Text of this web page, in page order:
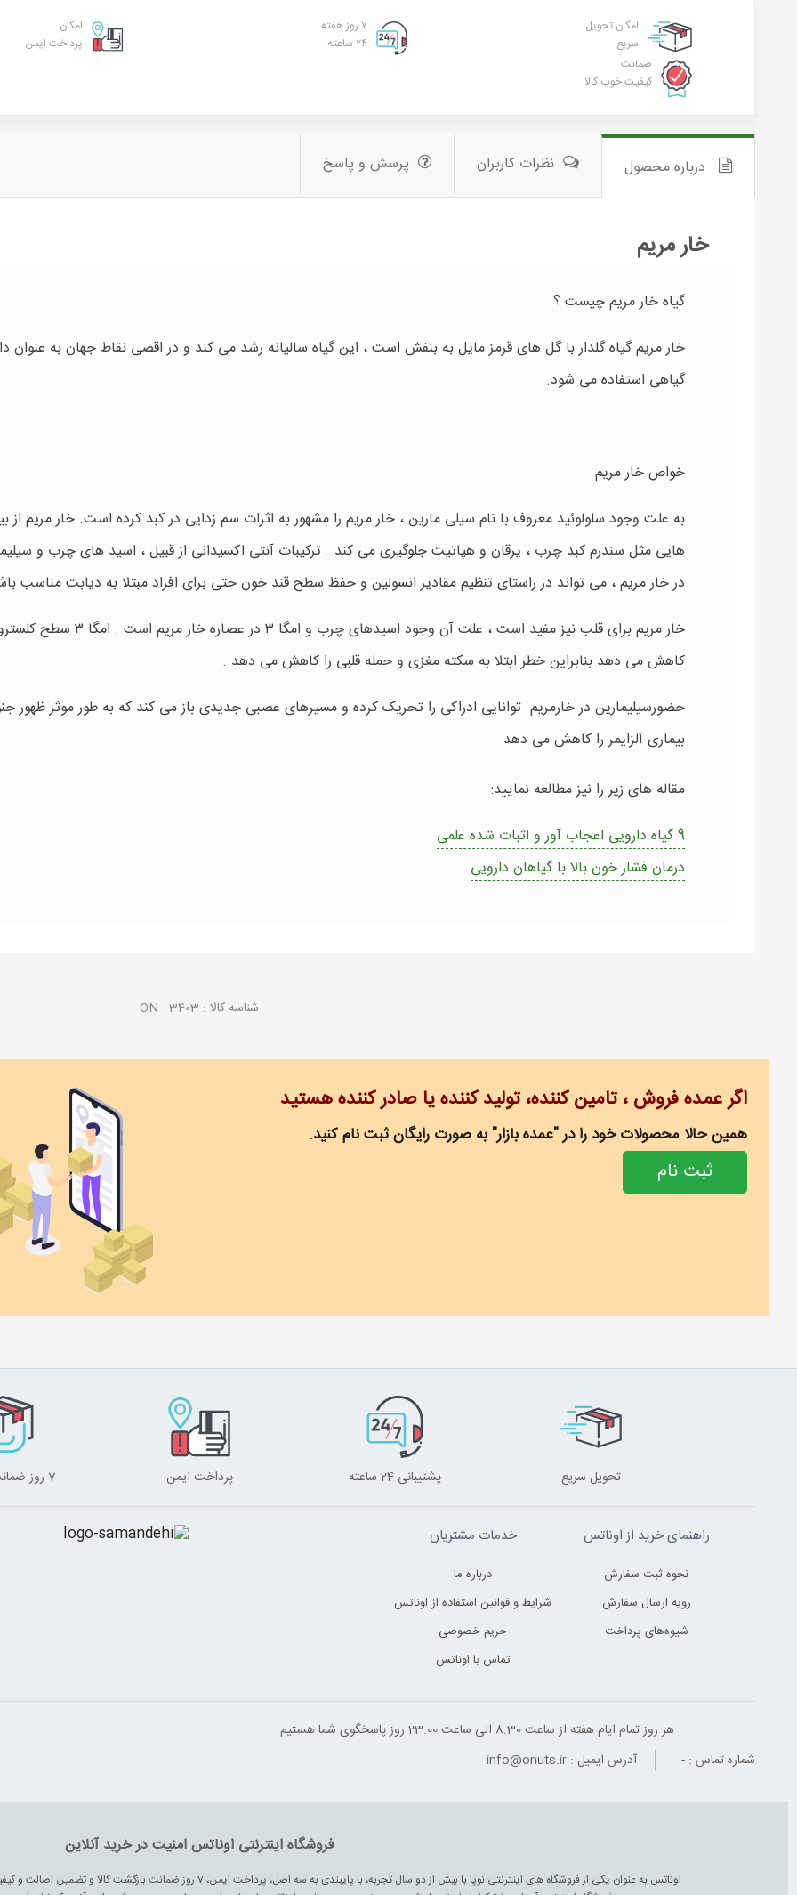
امکان تحویل
سریع
۷ روز هفته
۲۴ ساعته
امکان
پرداخت ایمن
ضمانت
کیفیت خوب کالا
درباره محصول نظرات کاربران پرسش و پاسخ
خار مریم
گیاه خار مریم چیست ؟
خار مریم گیاه گلدار با گل های قرمز مایل به بنفش است ، این گیاه سالیانه رشد می کند و در اقصی نقاط جهان به عنوان
گیاهی استفاده می شود.
خواص خار مریم
به علت وجود سلولوئید معروف با نام سیلی مارین ، خار مریم را مشهور به اثرات سم زدایی در کبد کرده است. خار مریم از
هایی مثل سندرم کبد چرب ، یرقان و هپاتیت جلوگیری می کند . ترکیبات آنتی اکسیدانی از قبیل ، اسید های چرب و
در خار مریم ، می تواند در راستای تنظیم مقادیر انسولین و حفظ سطح قند خون حتی برای افراد مبتلا به دیابت مناسب
خار مریم برای قلب نیز مفید است ، علت آن وجود اسیدهای چرب و امگا ۳ در عصاره
کاهش می دهد بنابراین خطر ابتلا به سکته مغزی و حمله قلبی را کاهش می دهد .
حضورسیلیمارین در خارمریم توانایی ادراکی را تحریک کرده و مسیرهای عصبی جدیدی باز می کند که به طور موثر ظهور
بیماری آلزایمر را کاهش می دهد
مقاله های زیر را نیز مطالعه نمایید:
9 گیاه دارویی اعجاب آور و اثبات شده علمی
درمان فشار خون بالا با گیاهان دارویی
شناسه کالا : ON - 3403
اگر عمده فروش ، تامین کننده، تولید کننده یا صادر کننده هستید
همین حالا محصولات خود را در "عمده بازار" به صورت رایگان ثبت نام کنید.
ثبت نام
تحویل سریع پشتیبانی 24 ساعته پرداخت ایمن 7 روز ضمانت برگشت
راهنمای خرید از اوناتس
نحوه ثبت سفارش
رویه ارسال سفارش
شیوه‌های پرداخت
خدمات مشتریان
درباره ما
شرایط و قوانین استفاده از اوناتس
حریم خصوصی
تماس با اوناتس
هر روز تمام ایام هفته از ساعت 8:30 الی ساعت 23:00 ‌روز پاسخگوی شما هستیم
شماره تماس : - آدرس ایمیل : info@onuts.ir
فروشگاه اینترنتی اوناتس امنیت در خرید آنلاین
اوناتس به عنوان یکی از فروشگاه های اینترنتی نوپا با بیش از دو سال تجربه، با پایبندی